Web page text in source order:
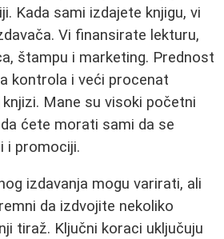
Kada sami izdajete knjigu, vi
Vi finansirate lekturu,
štampu i marketing. Prednost
kontrola i veći procenat
Mane su visoki početni
ćete morati sami da se
i promociji.
izdavanja mogu varirati, ali
da izdvojite nekoliko
tiraž. Ključni koraci uključuju